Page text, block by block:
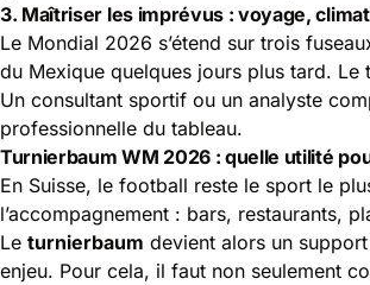
3. Maîtriser les imprévus : voyage,
Le Mondial 2026 s’étend sur trois
du Mexique quelques jours plus tard.
Un consultant sportif ou un analyste
professionnelle du tableau.
Turnierbaum WM 2026 : quelle utilité
En Suisse, le football reste le sport le
l’accompagnement : bars, restaurants,
Le turnierbaum devient alors un
enjeu. Pour cela, il faut non seulement